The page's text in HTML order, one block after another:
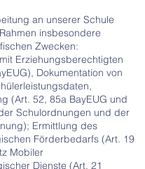
an unserer Schule
insbesondere
Zwecken:
Erziehungsberechtigten
Dokumentation von
(Art. 52, 85a BayEUG und
Schulordnungen und der
Ermittlung des
Förderbedarfs (Art. 19
Mobiler
Dienste (Art. 21